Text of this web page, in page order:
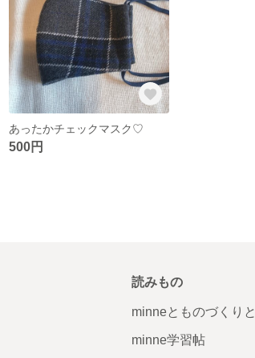
あったかチェックマスク♡
500円
読みもの
minneとものづくりと
minne学習帖